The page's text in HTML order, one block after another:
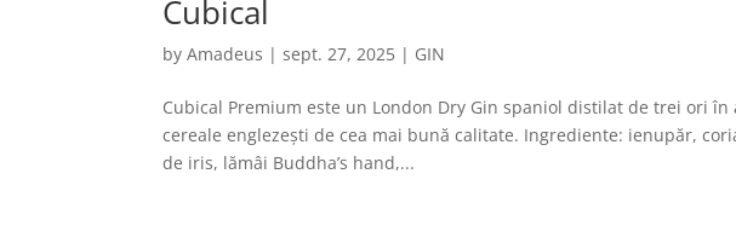
Cubical
byAmadeus |sept. 27, 2025 | GIN
Cubical Premium este un London Dry Gin spaniol distilat de trei ori
cereale englezeşti de cea mai bună calitate. Ingrediente: ienupăr,
de iris, lămâi Buddha’s hand,...